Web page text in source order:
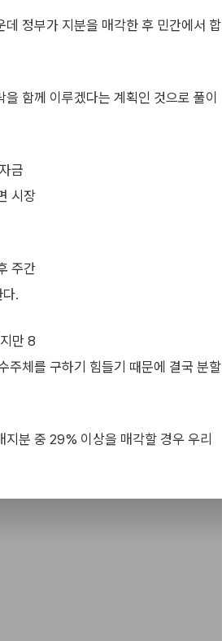
정부가 지분을 매각한 후 민간에서 합
함께 이루겠다는 계획인 것으로 풀이
금
시장
주간
.
만 8
주체를 구하기 힘들기 때문에 결국 분할
분 중 29% 이상을 매각할 경우 우리